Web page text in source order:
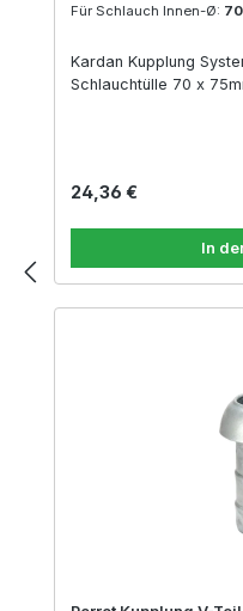
Für Schlauch Innen-Ø:
Kardan Kupplung
Schlauchtülle 70 x
Regulärer Preis:
24,36 €
In